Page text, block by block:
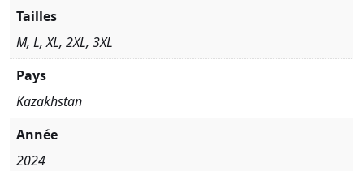
Tailles
M, L, XL, 2XL, 3XL
Pays
Kazakhstan
Année
2024